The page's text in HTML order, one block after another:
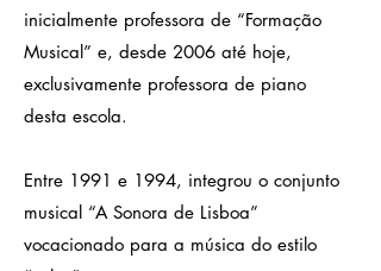
inicialmente professora de “Formação
Musical” e, desde 2006 até hoje,
exclusivamente professora de piano
desta escola.
Entre 1991 e 1994, integrou o conjunto
musical “A Sonora de Lisboa”
vocacionado para a música do estilo